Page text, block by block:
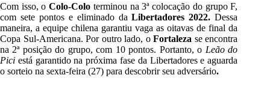
Com isso, oColo-Colo terminou na 3ª colocação do grupo F,
com sete pontos e eliminado daLibertadores 2022. Dessa
maneira, a equipe chilena garantiu vaga as oitavas de final da
Copa Sul-Americana. Por outro lado, oFortaleza se encontra
na 2ª posição do grupo, com 10 pontos. Portanto, o Leão do
Pici está garantido na próxima fase da Libertadores e aguarda
o sorteio na sexta-feira (27) para descobrir seu adversário.